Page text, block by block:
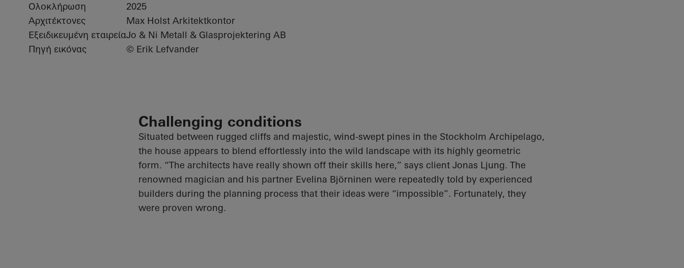
Ολοκλήρωση
2025
Αρχιτέκτονες
Max Holst Arkitektkontor
Εξειδικευμένη εταιρείαJo & Ni Metall & Glasprojektering AB
Πηγή εικόνας
© Erik Lefvander
Challenging conditions
Situated between rugged cliffs and majestic, wind-swept pines in the Stockholm Archipelago,
the house appears to blend effortlessly into the wild landscape with its highly geometric
form. “The architects have really shown off their skills here,” says client Jonas Ljung. The
renowned magician and his partner Evelina Björninen were repeatedly told by experienced
builders during the planning process that their ideas were “impossible”. Fortunately, they
were proven wrong.